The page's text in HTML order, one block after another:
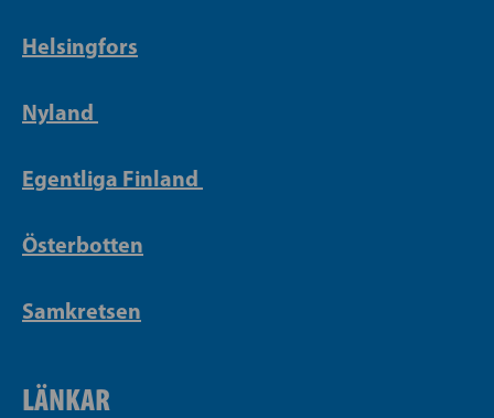
Helsingfors
Nyland
Egentliga Finland
Österbotten
Samkretsen
LÄNKAR